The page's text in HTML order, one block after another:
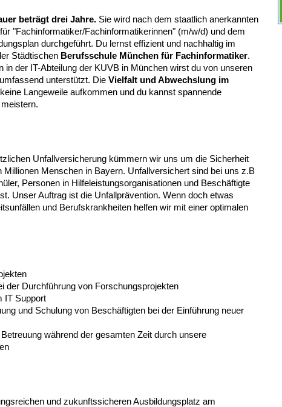
beträgt drei Jahre.Sie wird nach dem staatlich anerkannten
"Fachinformatiker/Fachinformatikerinnen" (m/w/d) und dem
durchgeführt. Du lernst effizient und nachhaltig im
Städtischen Berufsschule München für Fachinformatiker.
in der IT-Abteilung der KUVB in München wirst du von unseren
unterstützt. Die Vielfalt und Abwechslung im
Langeweile aufkommen und du kannst spannende
Unfallversicherung kümmern wir uns um die Sicherheit
Millionen Menschen in Bayern. Unfallversichert sind bei uns z.B
Personen in Hilfeleistungsorganisationen und Beschäftigte
Unser Auftrag ist die Unfallprävention. Wenn doch etwas
und Berufskrankheiten helfen wir mit einer optimalen
der Durchführung von Forschungsprojekten
IT Support
und Schulung von Beschäftigten bei der Einführung neuer
während der gesamten Zeit durch unsere
und zukunftssicheren Ausbildungsplatz am